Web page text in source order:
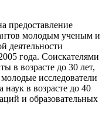
предоставление
молодым ученым и
деятельности
года. Соискателями
в возрасте до 30 лет,
исследователи
наук в возрасте до 40
и образовательных